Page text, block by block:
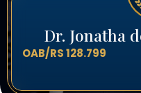
Dr. Jonatha
OAB/RS 128.799